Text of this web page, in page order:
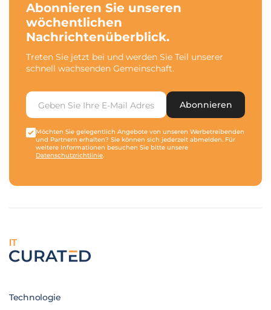
Abonnieren Sie unseren
wöchentlichen
Nachrichtenüberblick.
Treten Sie jetzt bei und werden Sie Teil unserer
schnell wachsenden Gemeinschaft.
Abonnieren
Möchten Sie gelegentlich Angebote von unseren Werbetreibenden
und Partnern erhalten? Sie können sich jederzeit abmelden. Für
weitere Informationen besuchen Sie bitte unsere
Datenschutzrichtlinie.
IT
Technologie